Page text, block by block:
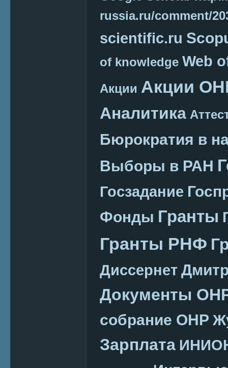
russia.ru/comment/
scientific.ru
of knowledge Web
Акции Акции
Аналитика
Бюрократия в
Выборы в РАН
Госзадание
Фонды Гранты
Гранты РНФ
Диссернет
Документы
собрание ОНР
Зарплата